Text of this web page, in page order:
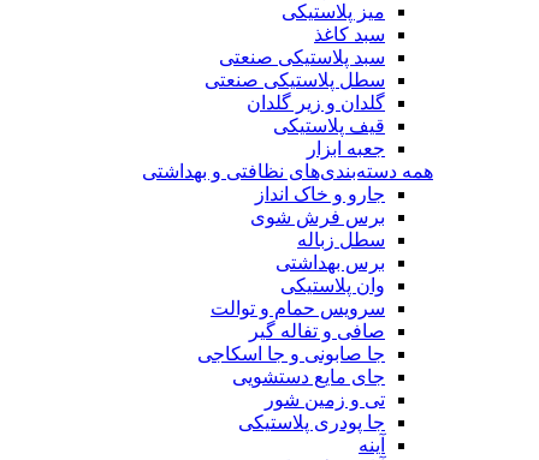
میز پلاستیکی
سبد کاغذ
سبد پلاستیکی صنعتی
سطل پلاستیکی صنعتی
گلدان و زیر گلدان
قیف پلاستیکی
جعبه ابزار
همه دسته‌بندی‌های نظافتی و بهداشتی
جارو و خاک انداز
برس فرش شوی
سطل زباله
برس بهداشتی
وان پلاستیکی
سرویس حمام و توالت
صافی و تفاله گیر
جا صابونی و جا اسکاجی
جای مایع دستشویی
تی و زمین شور
جا پودری پلاستیکی
آینه